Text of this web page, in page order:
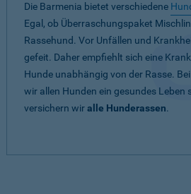
Die Barmenia bietet verschiedene
Egal, ob Überraschungspaket
Rassehund. Vor Unfällen und
gefeit. Daher empfiehlt sich eine
Hunde unabhängig von der Rasse.
wir allen Hunden ein gesundes Leben
versichern wiralle Hunderassen.